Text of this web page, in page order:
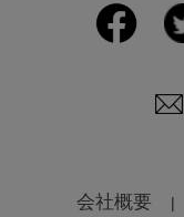
会社概要